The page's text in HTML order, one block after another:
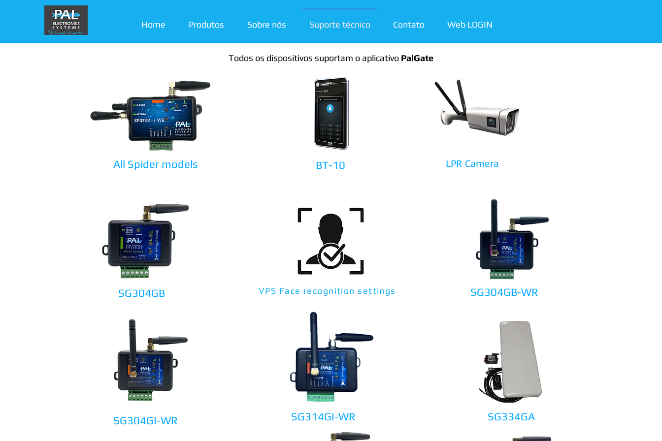
Home Produtos Sobre nós Suporte técnico Contato Web LOGIN
Todos os dispositivos suportam o aplicativo PalGate
All Spider models BT-10 LPR Camera
SG304GB VPS Face recognition settings SG304GB-WR
SG304GI-WR SG314GI-WR SG334GA